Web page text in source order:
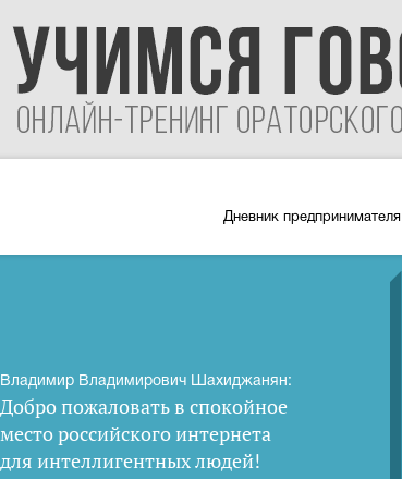
Дневник предпринимателя
Владимир Владимирович Шахиджанян:
Добро пожаловать в спокойное
место российского интернета
для интеллигентных людей!